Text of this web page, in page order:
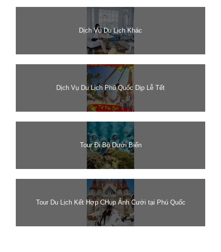
Dịch Vụ Du Lịch Khác
Dịch Vụ Du Lịch Phú Quốc Dịp Lễ Tết
Tour Đi Bộ Dưới Biển
Tour Du Lịch Kết Hợp CHụp Ảnh Cưới tại Phú Quốc